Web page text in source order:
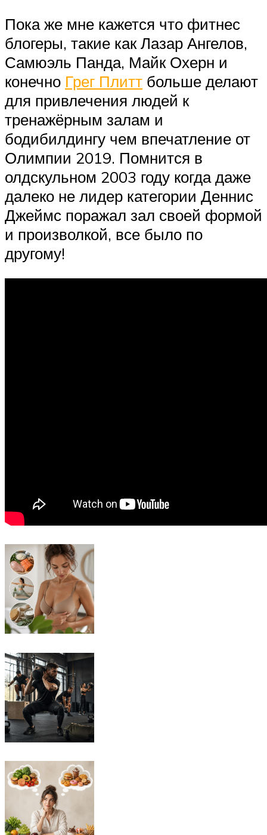
Пока же мне кажется что фитнес
блогеры, такие как Лазар Ангелов,
Самюэль Панда, Майк Охерн и
конечно Грег Плитт больше делают
для привлечения людей к
тренажёрным залам и
бодибилдингу чем впечатление от
Олимпии 2019. Помнится в
олдскульном 2003 году когда даже
далеко не лидер категории Деннис
Джеймс поражал зал своей формой
и произволкой, все было по
другому!